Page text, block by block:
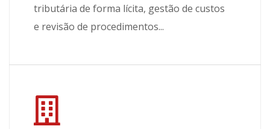
tributária de forma lícita, gestão de custos
e revisão de procedimentos...